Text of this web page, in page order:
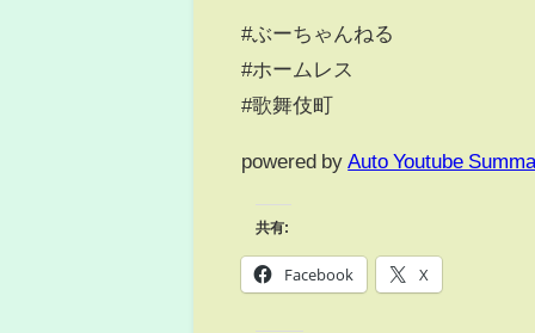
#ぶーちゃんねる
#ホームレス
#歌舞伎町
powered by Auto Youtube
共有:
Facebook X